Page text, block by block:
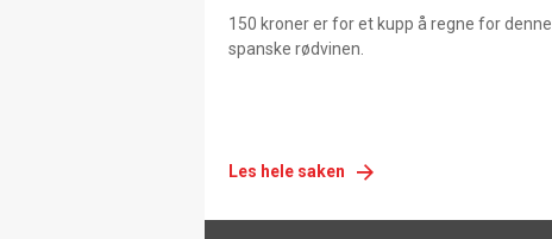
150 kroner er for et kupp å regne for denne
spanske rødvinen.
Les hele saken